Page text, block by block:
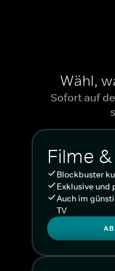
Wähl,
Sofort auf
Filme
Blockbuster
Exklusive und
Auch im
TV